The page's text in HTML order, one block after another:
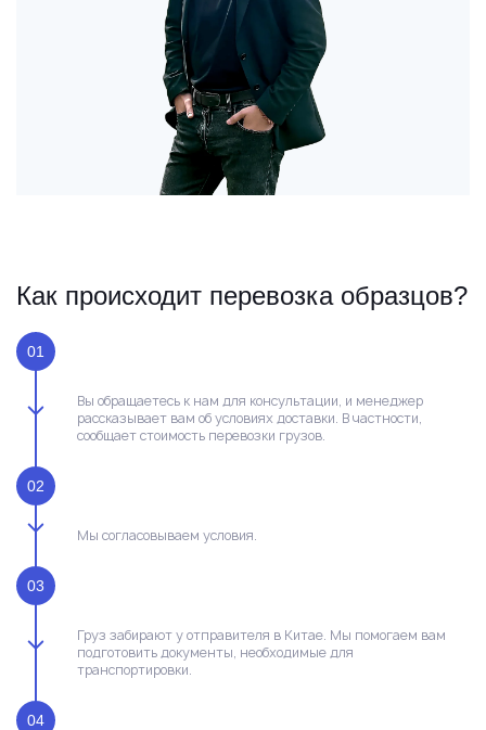
Как происходит перевозка образцов?
01
Вы обращаетесь к нам для консультации, и менеджер
рассказывает вам об условиях доставки. В частности,
сообщает стоимость перевозки грузов.
02
Мы согласовываем условия.
03
Груз забирают у отправителя в Китае. Мы помогаем вам
подготовить документы, необходимые для
транспортировки.
04